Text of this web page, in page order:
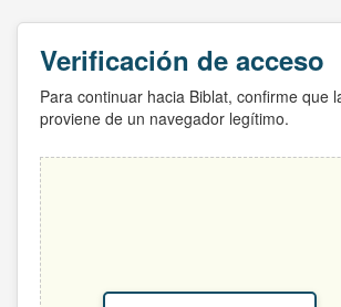
Verificación de acceso
Para continuar hacia Biblat, confirme que
proviene de un navegador legítimo.